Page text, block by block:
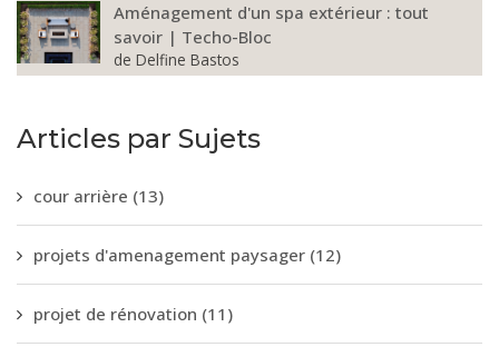
Aménagement d'un spa extérieur : tout
savoir | Techo-Bloc
de Delfine Bastos
Articles par Sujets
cour arrière (13)
projets d'amenagement paysager (12)
projet de rénovation (11)